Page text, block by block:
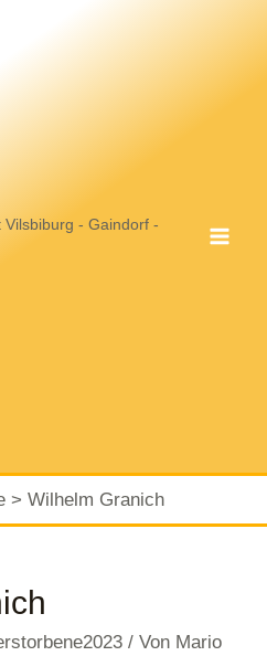
- Gaindorf -
Wilhelm Granich
/ Von Mario